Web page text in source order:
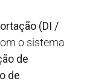
(DI /
o sistema
de
de